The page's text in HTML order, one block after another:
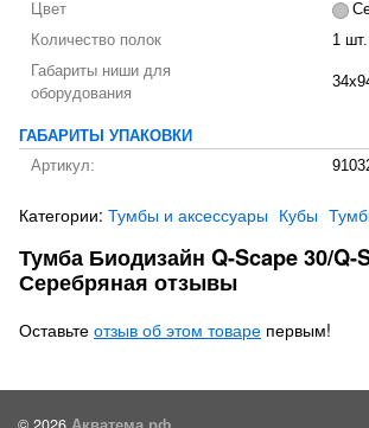
Цвет
Количество полок
1 шт.
Габариты ниши для
оборудования
ГАБАРИТЫ УПАКОВКИ
Артикул:
Категории: Тумбы и аксессуары Кубы
Тумба Биодизайн Q-Scape 30/Q-
Серебряная отзывы
Оставьте отзыв об этом товаре первым!